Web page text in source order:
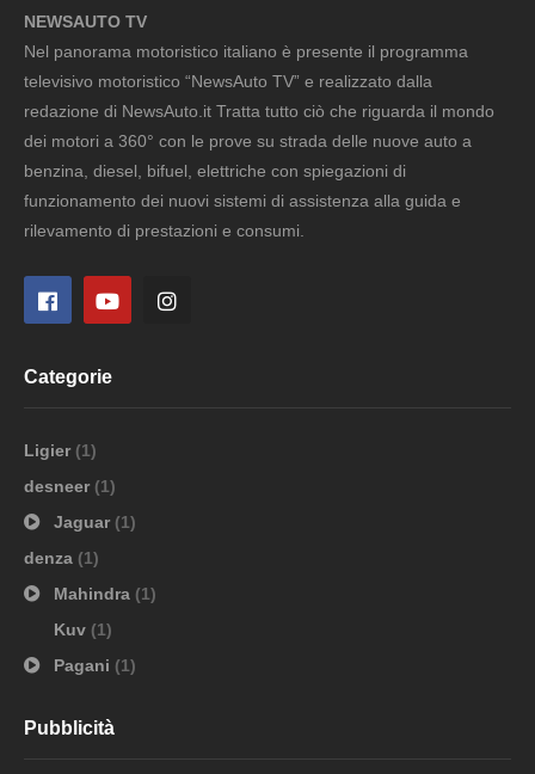
NEWSAUTO TV
Nel panorama motoristico italiano è presente il programma
televisivo motoristico “NewsAuto TV” e realizzato dalla
redazione di NewsAuto.it Tratta tutto ciò che riguarda il mondo
dei motori a 360° con le prove su strada delle nuove auto a
benzina, diesel, bifuel, elettriche con spiegazioni di
funzionamento dei nuovi sistemi di assistenza alla guida e
rilevamento di prestazioni e consumi.
Categorie
Ligier (1)
desneer (1)
Jaguar (1)
denza (1)
Mahindra (1)
Kuv (1)
Pagani (1)
Pubblicità